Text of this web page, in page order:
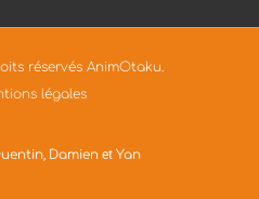
réservés AnimOtaku.
légales
, Damienet Yan